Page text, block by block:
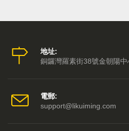
地址:
銅鑼灣羅素街38號金朝陽
電郵:
support@likuiming.com